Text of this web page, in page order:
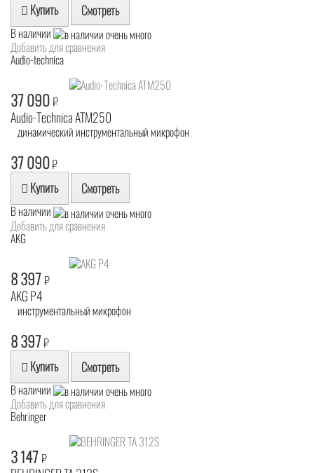
Купить Смотреть
В наличии
Добавить для сравнения
Audio-technica
37 090₽
Audio-Technica ATM250
динамический инструментальный микрофон
37 090₽
Купить Смотреть
В наличии
Добавить для сравнения
AKG
8 397₽
AKG P4
инструментальный микрофон
8 397₽
Купить Смотреть
В наличии
Добавить для сравнения
Behringer
3 147₽